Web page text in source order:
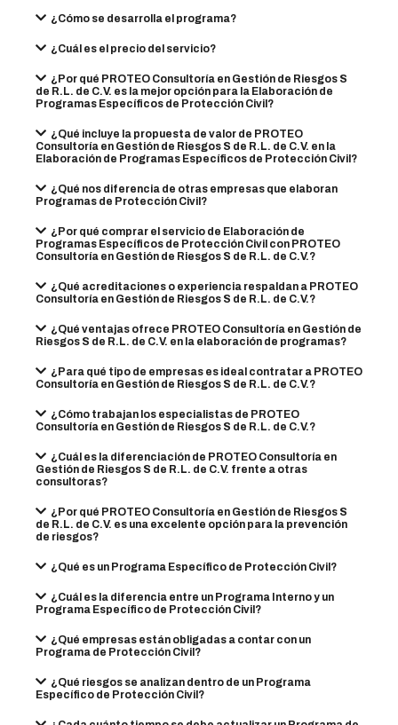
¿Cómo se desarrolla el programa?
¿Cuál es el precio del servicio?
¿Por qué PROTEO Consultoría en Gestión de Riesgos S
de R.L. de C.V. es la mejor opción para la Elaboración de
Programas Específicos de Protección Civil?
¿Qué incluye la propuesta de valor de PROTEO
Consultoría en Gestión de Riesgos S de R.L. de C.V. en la
Elaboración de Programas Específicos de Protección Civil?
¿Qué nos diferencia de otras empresas que elaboran
Programas de Protección Civil?
¿Por qué comprar el servicio de Elaboración de
Programas Específicos de Protección Civil con PROTEO
Consultoría en Gestión de Riesgos S de R.L. de C.V.?
¿Qué acreditaciones o experiencia respaldan a PROTEO
Consultoría en Gestión de Riesgos S de R.L. de C.V.?
¿Qué ventajas ofrece PROTEO Consultoría en Gestión de
Riesgos S de R.L. de C.V. en la elaboración de programas?
¿Para qué tipo de empresas es ideal contratar a PROTEO
Consultoría en Gestión de Riesgos S de R.L. de C.V.?
¿Cómo trabajan los especialistas de PROTEO
Consultoría en Gestión de Riesgos S de R.L. de C.V.?
¿Cuál es la diferenciación de PROTEO Consultoría en
Gestión de Riesgos S de R.L. de C.V. frente a otras
consultoras?
¿Por qué PROTEO Consultoría en Gestión de Riesgos S
de R.L. de C.V. es una excelente opción para la prevención
de riesgos?
¿Qué es un Programa Específico de Protección Civil?
¿Cuál es la diferencia entre un Programa Interno y un
Programa Específico de Protección Civil?
¿Qué empresas están obligadas a contar con un
Programa de Protección Civil?
¿Qué riesgos se analizan dentro de un Programa
Específico de Protección Civil?